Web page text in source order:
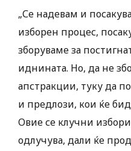
„Се надевам и
изборен процес,
зборуваме за
иднината. Но, да не
апстракции, туку да
и предлози, кои ќе
Овие се клучни
одлучува, дали ќе